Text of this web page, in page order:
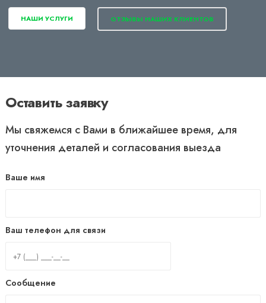
НАШИ УСЛУГИ ОТЗЫВЫ НАШИХ КЛИЕНТОВ
Оставить заявку
Мы свяжемся с Вами в ближайшее время, для
уточнения деталей и согласования выезда
Ваше имя
Ваш телефон для связи
Сообщение